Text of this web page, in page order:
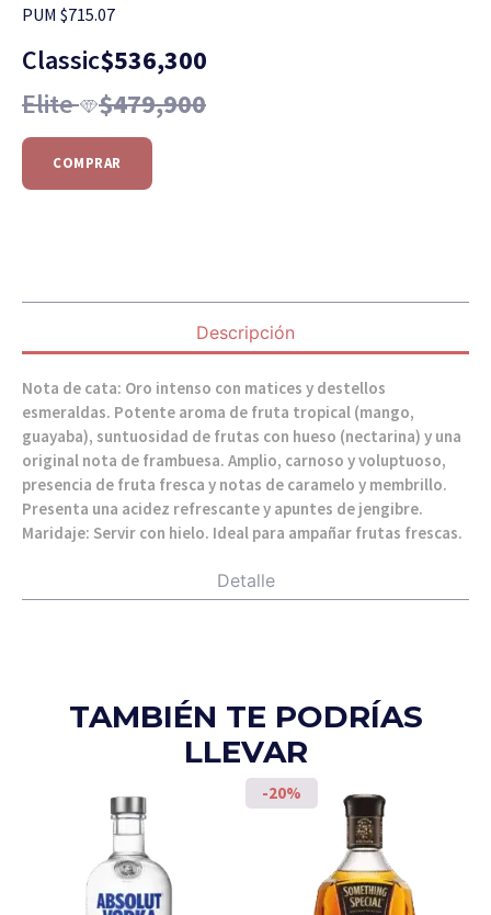
PUM $715.07
Classic$536,300
Elite $479,900
COMPRAR
Descripción
Detalle
Nota de cata: Oro intenso con matices y destellos
esmeraldas. Potente aroma de fruta tropical (mango,
guayaba), suntuosidad de frutas con hueso (nectarina) y una
original nota de frambuesa. Amplio, carnoso y voluptuoso,
presencia de fruta fresca y notas de caramelo y membrillo.
Presenta una acidez refrescante y apuntes de jengibre.
Maridaje: Servir con hielo. Ideal para ampañar frutas frescas.
TAMBIÉN TE PODRÍAS
LLEVAR
-20%